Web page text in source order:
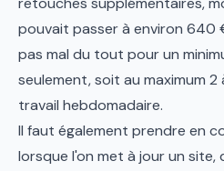
pouvait passer à environ 640
pas mal du tout pour un
seulement, soit au maximum
travail hebdomadaire.
Il faut également prendre en
lorsque l'on met à jour un site,